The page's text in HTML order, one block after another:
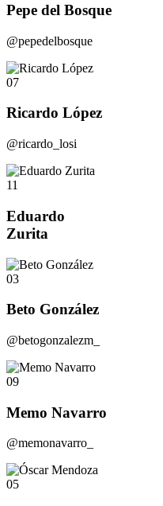
Pepe del Bosque
@pepedelbosque
07
Ricardo López
@ricardo_losi
11
Eduardo
Zurita
03
Beto González
@betogonzalezm_
09
Memo Navarro
@memonavarro_
05